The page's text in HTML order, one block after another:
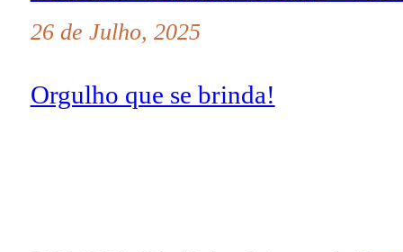
26 de Julho, 2025
Orgulho que se brinda!